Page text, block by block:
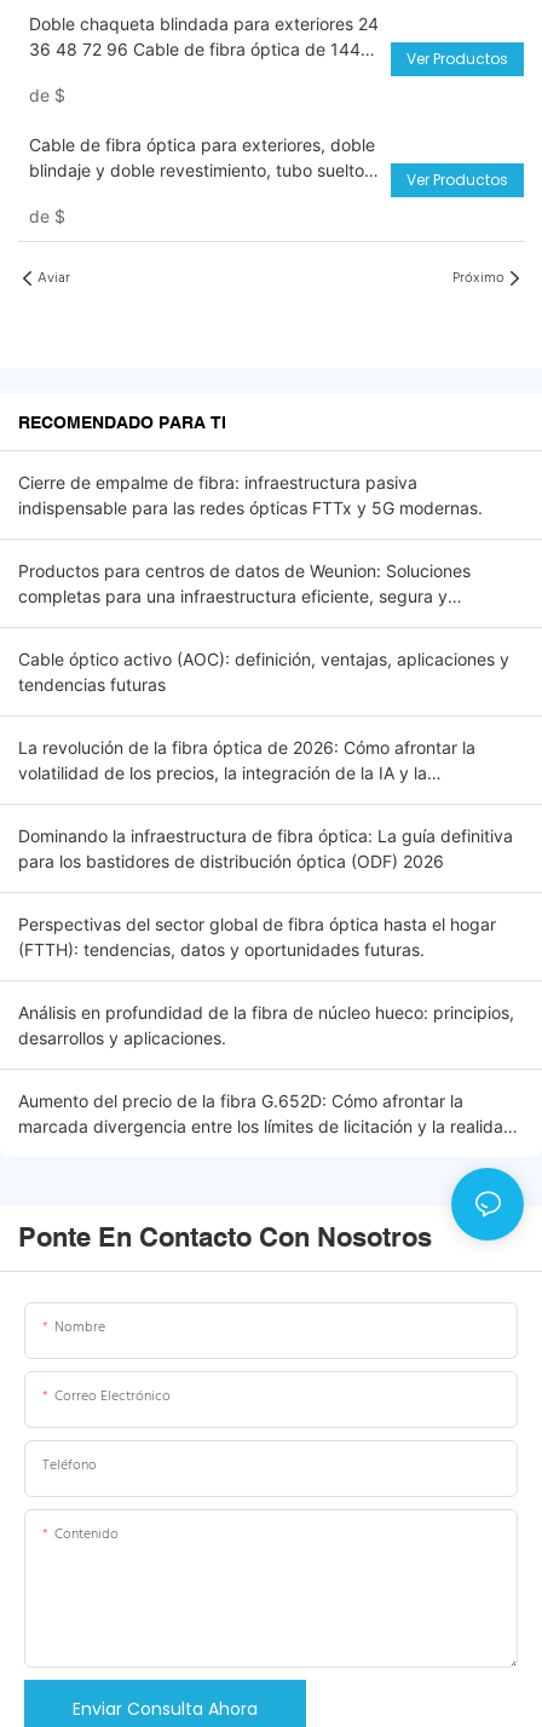
Doble chaqueta blindada para exteriores 24
36 48 72 96 Cable de fibra óptica de 144
de $
Ver Productos
Cable de fibra óptica para exteriores, doble
blindaje y doble revestimiento, tubo suelto
directamente, Cable de fibra óptica
GYXTW53
de $
Ver Productos
Aviar Próximo
RECOMENDADO PARA TI
Cierre de empalme de fibra: infraestructura pasiva
indispensable para las redes ópticas FTTx y 5G modernas.
Productos para centros de datos de Weunion: Soluciones
completas para una infraestructura eficiente, segura y
Cable óptico activo (AOC): definición, ventajas, aplicaciones y
tendencias futuras
La revolución de la fibra óptica de 2026: Cómo afrontar la
volatilidad de los precios, la integración de la IA y la
Dominando la infraestructura de fibra óptica: La guía definitiva
para los bastidores de distribución óptica (ODF) 2026
Perspectivas del sector global de fibra óptica hasta el hogar
(FTTH): tendencias, datos y oportunidades futuras.
Análisis en profundidad de la fibra de núcleo hueco: principios,
desarrollos y aplicaciones.
Aumento del precio de la fibra G.652D: Cómo afrontar la
marcada divergencia entre los límites de licitación y la realidad
Ponte En Contacto Con Nosotros
Nombre
Correo Electrónico
Teléfono
Contenido
Enviar Consulta Ahora